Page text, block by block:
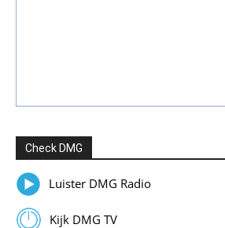
Check DMG
Luister DMG Radio
Kijk DMG TV